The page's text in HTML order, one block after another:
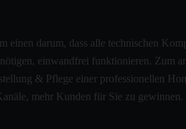
einen darum, dass alle technischen
einwandfrei funktionieren. Zum
& Pflege einer professionellen
mehr Kunden für Sie zu gewinnen.